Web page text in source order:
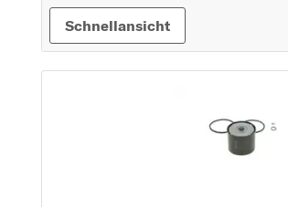
NISSAN
O
LT
Schnellansicht